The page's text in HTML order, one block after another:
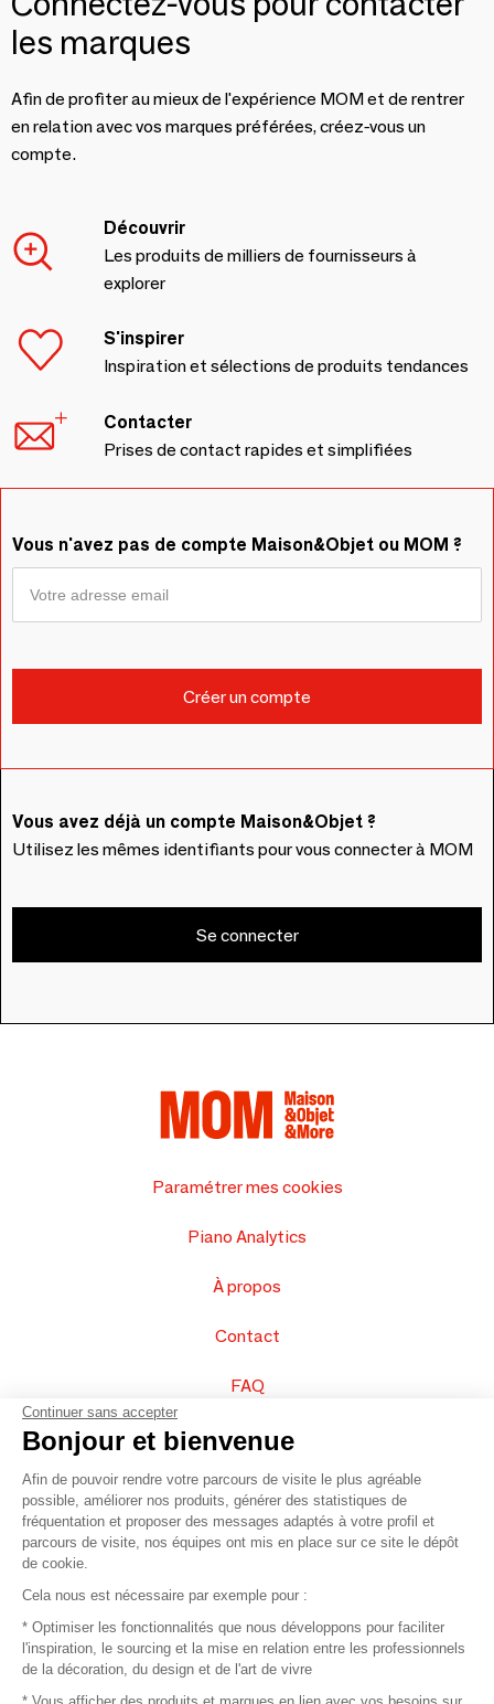
les marques
Afin de profiter au mieux de l'expérience MOM et de rentrer
en relation avec vos marques préférées, créez-vous un
compte.
Découvrir
Les produits de milliers de fournisseurs à
explorer
S'inspirer
Inspiration et sélections de produits tendances
Contacter
Prises de contact rapides et simplifiées
Vous n'avez pas de compte Maison&Objet ou MOM ?
Vous avez déjà un compte Maison&Objet ?
Utilisez les mêmes identifiants pour vous connecter à MOM
Se connecter
Paramétrer mes cookies
Piano Analytics
À propos
Contact
FAQ
Vendez vos produits
Plan du site
© 2016 –Organisation SAFI
Recrutement
Continuer sans accepter
Bonjour et bienvenue
Afin de pouvoir rendre votre parcours de visite le plus agréable
possible, améliorer nos produits, générer des statistiques de
fréquentation et proposer des messages adaptés à votre profil et
parcours de visite, nos équipes ont mis en place sur ce site le dépôt
de cookie.
Cela nous est nécessaire par exemple pour :
* Optimiser les fonctionnalités que nous développons pour faciliter
l'inspiration, le sourcing et la mise en relation entre les professionnels
de la décoration, du design et de l'art de vivre
* Vous afficher des produits et marques en lien avec vos besoins sur